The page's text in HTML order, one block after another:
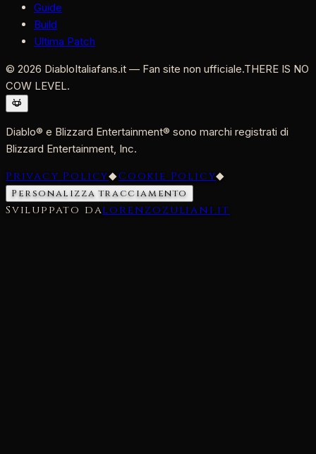
Guide
Build
Ultima Patch
© 2026 DiabloItaliafans.it — Fan site non ufficiale.THERE IS NO
COW LEVEL.
Diablo® e Blizzard Entertainment® sono marchi registrati di
Blizzard Entertainment, Inc.
Privacy Policy◆Cookie Policy◆
Personalizza tracciamento
Sviluppato dalorenzozuliani.it